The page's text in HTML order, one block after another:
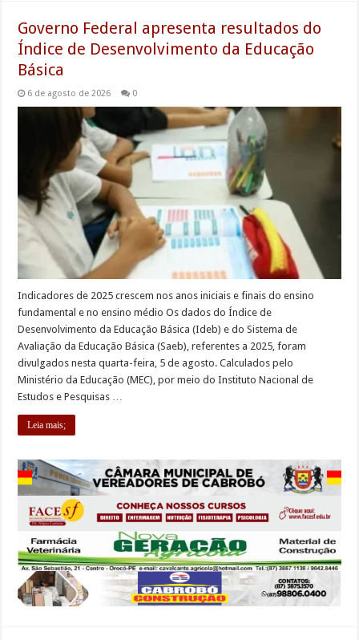
Governo Federal apresenta resultados do
Índice de Desenvolvimento da Educação
Básica
6 de agosto de 2026 0
Indicadores de 2025 crescem nos anos iniciais e finais do ensino
fundamental e no ensino médio Os dados do Índice de
Desenvolvimento da Educação Básica (Ideb) e do Sistema de
Avaliação da Educação Básica (Saeb), referentes a 2025, foram
divulgados nesta quarta-feira, 5 de agosto. Calculados pelo
Ministério da Educação (MEC), por meio do Instituto Nacional de
Estudos e Pesquisas …
Leia mais;